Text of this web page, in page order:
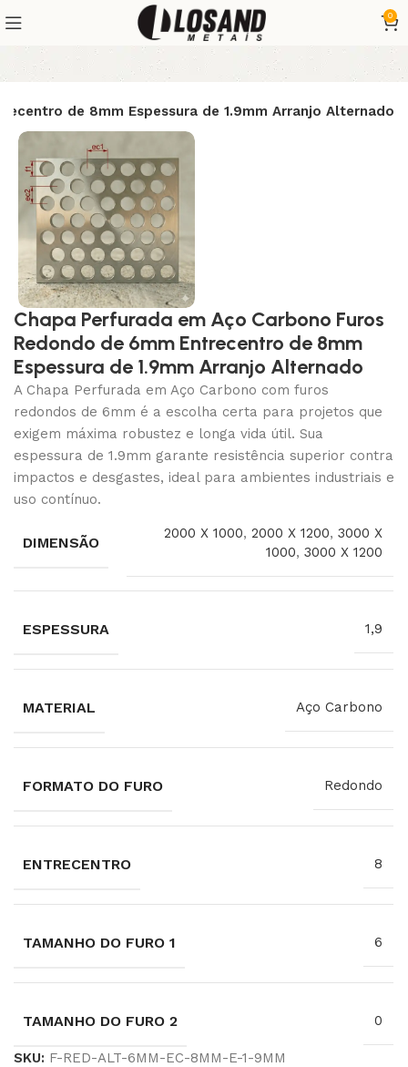
0
de 8mm Espessura de 1.9mm Arranjo Alternado
Chapa Perfurada em Aço Carbono Furos
Redondo de 6mm Entrecentro de 8mm
Espessura de 1.9mm Arranjo Alternado
A Chapa Perfurada em Aço Carbono com furos
redondos de 6mm é a escolha certa para projetos que
exigem máxima robustez e longa vida útil. Sua
espessura de 1.9mm garante resistência superior contra
impactos e desgastes, ideal para ambientes industriais e
uso contínuo.
DIMENSÃO
2000 X 1000,2000 X 1200,3000 X
1000,3000 X 1200
ESPESSURA 1,9
MATERIAL Aço Carbono
FORMATO DO FURO Redondo
ENTRECENTRO 8
TAMANHO DO FURO 1 6
TAMANHO DO FURO 2 0
SKU: F-RED-ALT-6MM-EC-8MM-E-1-9MM